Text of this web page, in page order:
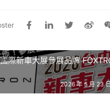
際新車大展參展品牌
2026 年 5 月 23